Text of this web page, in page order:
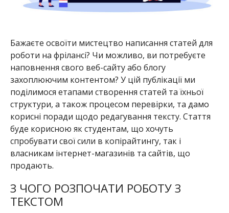
Бажаєте освоїти мистецтво написання статей для
роботи на фрілансі? Чи можливо, ви потребуєте
наповнення свого веб-сайту або блогу
захоплюючим контентом? У цій публікації ми
поділимося етапами створення статей та їхньої
структури, а також процесом перевірки, та дамо
корисні поради щодо редагування тексту. Стаття
буде корисною як студентам, що хочуть
спробувати свої сили в копірайтингу, так і
власникам інтернет-магазинів та сайтів, що
продають.
З ЧОГО РОЗПОЧАТИ РОБОТУ З
ТЕКСТОМ